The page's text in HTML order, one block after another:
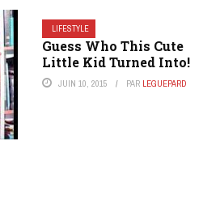
LIFESTYLE
Guess Who This Cute
Little Kid Turned Into!
JUIN 10, 2015 PAR LEGUEPARD